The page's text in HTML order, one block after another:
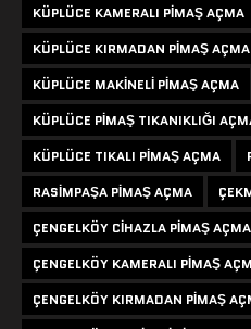
KÜPLÜCE KAMERALI PIMAŞ AÇMA
KÜPLÜCE KIRMADAN PIMAŞ AÇMA
KÜPLÜCE MAKINELI PIMAŞ AÇMA
KÜPLÜCE PIMAŞ TIKANIKLIĞI
KÜPLÜCE TIKALI PIMAŞ AÇMA
RASIMPAŞA PIMAŞ AÇMA
ÇENGELKÖY CIHAZLA PIMAŞ AÇMA
ÇENGELKÖY KAMERALI PIMAŞ
ÇENGELKÖY KIRMADAN PIMAŞ